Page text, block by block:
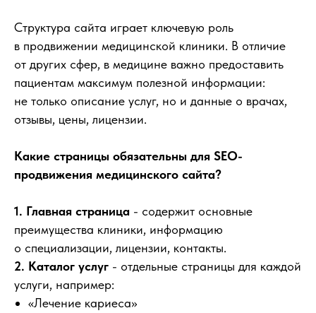
Структура сайта играет ключевую роль
в продвижении медицинской клиники. В отличие
от других сфер, в медицине важно предоставить
пациентам максимум полезной информации:
не только описание услуг, но и данные о врачах,
отзывы, цены, лицензии.
Какие страницы обязательны для SEO-
продвижения медицинского сайта?
1. Главная страница - содержит основные
преимущества клиники, информацию
о специализации, лицензии, контакты.
2. Каталог услуг - отдельные страницы для каждой
услуги, например:
«Лечение кариеса»